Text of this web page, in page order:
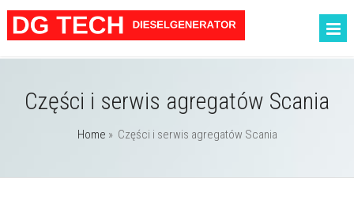
Części i serwis agregatów Scania
Home » Części i serwis agregatów Scania